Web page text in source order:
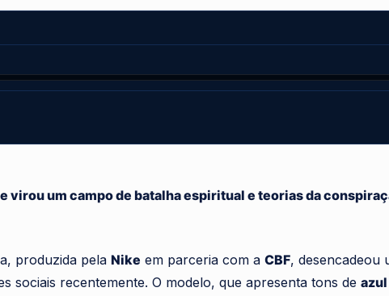
virou um campo de batalha espiritual e teorias da
produzida pela Nike em parceria com a CBF, desencadeou
sociais recentemente. O modelo, que apresenta tons de